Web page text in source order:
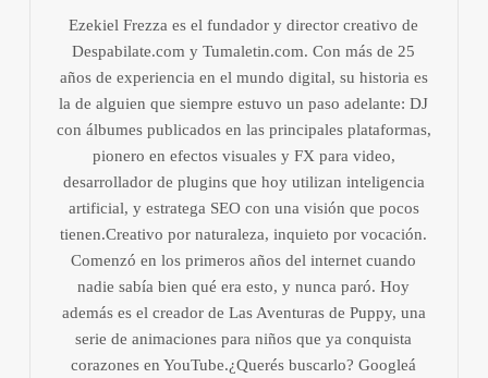
Ezekiel Frezza es el fundador y director creativo de
Despabilate.com y Tumaletin.com. Con más de 25
años de experiencia en el mundo digital, su historia es
la de alguien que siempre estuvo un paso adelante: DJ
con álbumes publicados en las principales plataformas,
pionero en efectos visuales y FX para video,
desarrollador de plugins que hoy utilizan inteligencia
artificial, y estratega SEO con una visión que pocos
tienen.Creativo por naturaleza, inquieto por vocación.
Comenzó en los primeros años del internet cuando
nadie sabía bien qué era esto, y nunca paró. Hoy
además es el creador de Las Aventuras de Puppy, una
serie de animaciones para niños que ya conquista
corazones en YouTube.¿Querés buscarlo? Googleá